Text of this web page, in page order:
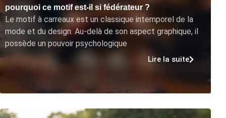
pourquoi ce motif est-il si fédérateur ?
Le motif à carreaux est un classique intemporel de la
mode et du design. Au-delà de son aspect graphique, il
possède un pouvoir psychologique
Lire la suite